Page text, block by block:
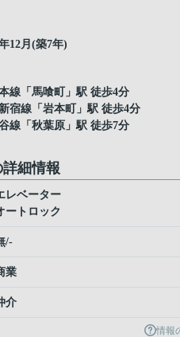
12月(築7年)
線 「 馬喰町
」駅 徒歩4分
宿線 「 岩本町
」駅 徒歩4分
線 「 秋葉原 」駅 徒歩7分
細情報
レベーター
ートロック
/-
業
介
情報